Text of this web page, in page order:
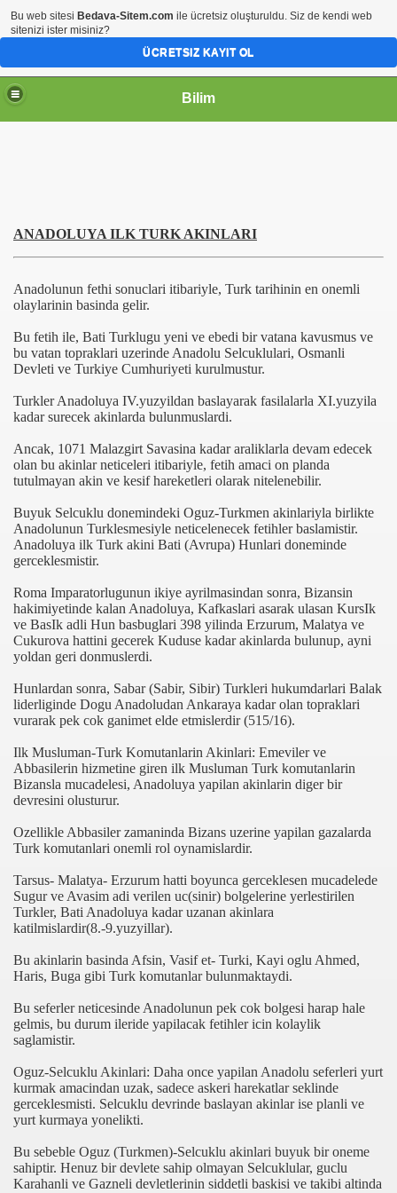
Bilim
ANADOLUYA ILK TURK AKINLARI
Anadolunun fethi sonuclari itibariyle, Turk tarihinin en onemli
olaylarinin basinda gelir.
Bu fetih ile, Bati Turklugu yeni ve ebedi bir vatana kavusmus ve
bu vatan topraklari uzerinde Anadolu Selcuklulari, Osmanli
Devleti ve Turkiye Cumhuriyeti kurulmustur.
Turkler Anadoluya IV.yuzyildan baslayarak fasilalarla XI.yuzyila
kadar surecek akinlarda bulunmuslardi.
Ancak, 1071 Malazgirt Savasina kadar araliklarla devam edecek
olan bu akinlar neticeleri itibariyle, fetih amaci on planda
tutulmayan akin ve kesif hareketleri olarak nitelenebilir.
Buyuk Selcuklu donemindeki Oguz-Turkmen akinlariyla birlikte
Anadolunun Turklesmesiyle neticelenecek fetihler baslamistir.
Anadoluya ilk Turk akini Bati (Avrupa) Hunlari doneminde
gerceklesmistir.
Roma Imparatorlugunun ikiye ayrilmasindan sonra, Bizansin
hakimiyetinde kalan Anadoluya, Kafkaslari asarak ulasan KursIk
ve BasIk adli Hun basbuglari 398 yilinda Erzurum, Malatya ve
Cukurova hattini gecerek Kuduse kadar akinlarda bulunup, ayni
yoldan geri donmuslerdi.
Hunlardan sonra, Sabar (Sabir, Sibir) Turkleri hukumdarlari Balak
liderliginde Dogu Anadoludan Ankaraya kadar olan topraklari
vurarak pek cok ganimet elde etmislerdir (515/16).
Ilk Musluman-Turk Komutanlarin Akinlari: Emeviler ve
Abbasilerin hizmetine giren ilk Musluman Turk komutanlarin
Bizansla mucadelesi, Anadoluya yapilan akinlarin diger bir
devresini olusturur.
Ozellikle Abbasiler zamaninda Bizans uzerine yapilan gazalarda
Turk komutanlari onemli rol oynamislardir.
Tarsus- Malatya- Erzurum hatti boyunca gerceklesen mucadelede
Sugur ve Avasim adi verilen uc(sinir) bolgelerine yerlestirilen
Turkler, Bati Anadoluya kadar uzanan akinlara
katilmislardir(8.-9.yuzyillar).
Bu akinlarin basinda Afsin, Vasif et- Turki, Kayi oglu Ahmed,
Haris, Buga gibi Turk komutanlar bulunmaktaydi.
Bu seferler neticesinde Anadolunun pek cok bolgesi harap hale
gelmis, bu durum ileride yapilacak fetihler icin kolaylik
saglamistir.
Oguz-Selcuklu Akinlari: Daha once yapilan Anadolu seferleri yurt
kurmak amacindan uzak, sadece askeri harekatlar seklinde
gerceklesmisti. Selcuklu devrinde baslayan akinlar ise planli ve
yurt kurmaya yonelikti.
Bu sebeble Oguz (Turkmen)-Selcuklu akinlari buyuk bir oneme
sahiptir. Henuz bir devlete sahip olmayan Selcuklular, guclu
Karahanli ve Gazneli devletlerinin siddetli baskisi ve takibi altinda
77-73 Yenildi
açmak için 80 milyon dolar yatırdı
cihazı23564
esnek piller geliştirildi
Eric Gerets, beyin kanaması geçirdiğini açıkladı.
Öztürk Yakaladı
Kaldı
Bu web sitesi Bedava-Sitem.com ile ücretsiz oluşturuldu. Siz de kendi web
sitenizi ister misiniz?
ÜCRETSIZ KAYIT OL